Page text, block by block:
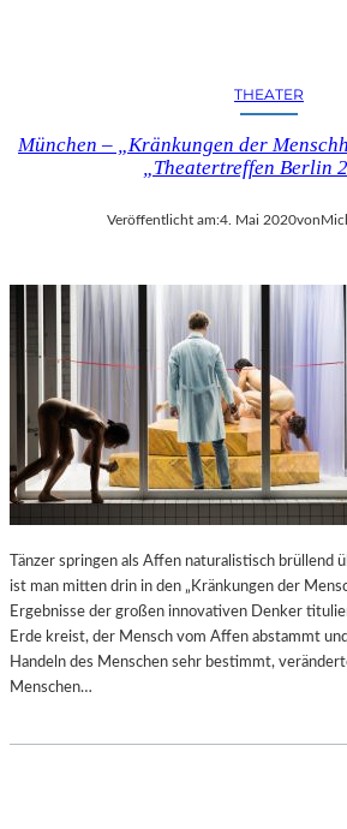
T
“
M
R
N
S
B
L
E
THEATER
München – „Kränkungen der
„Theatertreffen Berlin
Veröffentlicht am:4. Mai 2020von
Tänzer springen als Affen naturalistisch brüllend
ist man mitten drin in den „Kränkungen der
Ergebnisse der großen innovativen Denker
Erde kreist, der Mensch vom Affen abstammt
Handeln des Menschen sehr bestimmt,
Menschen…